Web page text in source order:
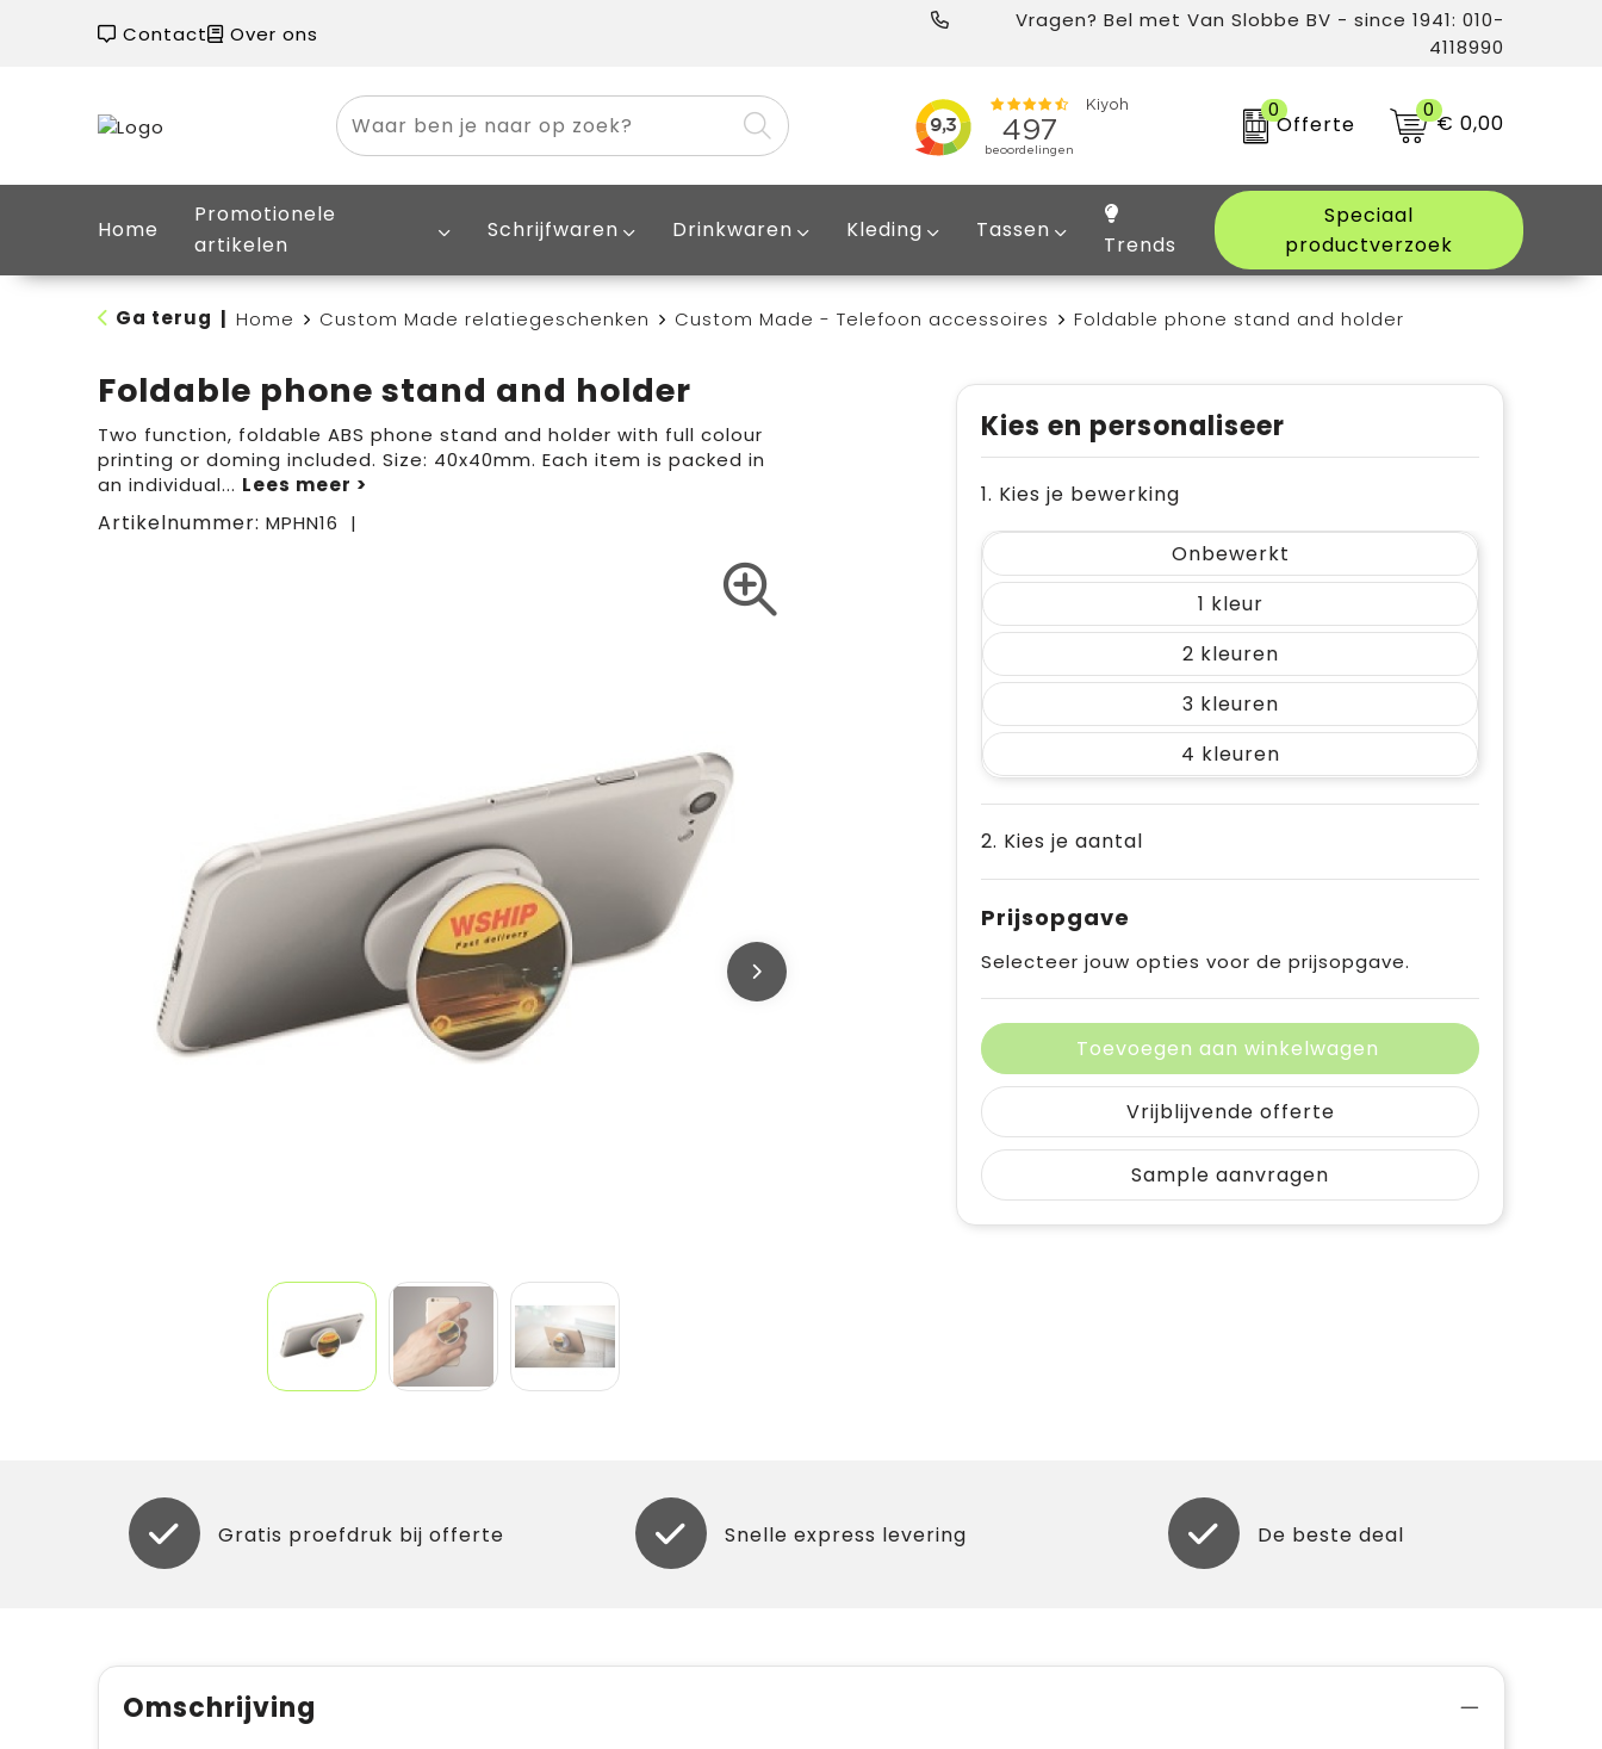
Contact Over ons
Vragen? Bel met Van Slobbe BV - since 1941: 010-
4118990
0
Offerte
0€ 0,00
Home
Promotionele
artikelen
Schrijfwaren Drinkwaren Kleding Tassen
Trends
Speciaal
productverzoek
Ga terug Home Custom Made relatiegeschenken Custom Made - Telefoon accessoires Foldable phone stand and holder
Foldable phone stand and holder
Two function, foldable ABS phone stand and holder with full colour
printing or doming included. Size: 40x40mm. Each item is packed in
an individual...
Artikelnummer: MPHN16
Kies en personaliseer
1. Kies je bewerking
Onbewerkt
1
2
3
4
2. Kies je aantal
Prijsopgave
Selecteer jouw opties voor de prijsopgave.
Toevoegen aan winkelwagen
Vrijblijvende offerte
Sample aanvragen
Gratis proefdruk bij offerte Snelle express levering De beste deal
Omschrijving